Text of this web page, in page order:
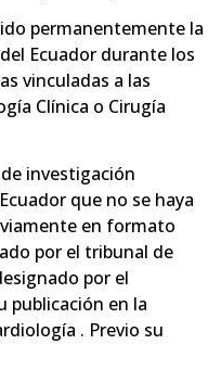
permanentemente la
Ecuador durante los
vinculadas a las
Clínica o Cirugía
investigación
que no se haya
en formato
por el tribunal de
por el
publicación en la
. Previo su